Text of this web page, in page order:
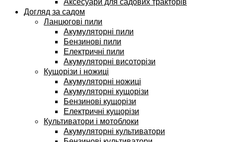
Догляд за садом
Ланцюгові пили
Акумуляторні пили
Бензинові пили
Електричні пили
Акумуляторні висоторізи
Кущорізи і ножиці
Акумуляторні ножиці
Акумуляторні кущорізи
Бензинові кущорізи
Електричні кущорізи
Культиватори і мотоблоки
Акумуляторні культиватори